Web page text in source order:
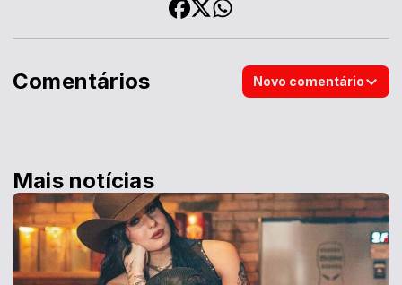
Comentários Novo comentário
Mais notícias